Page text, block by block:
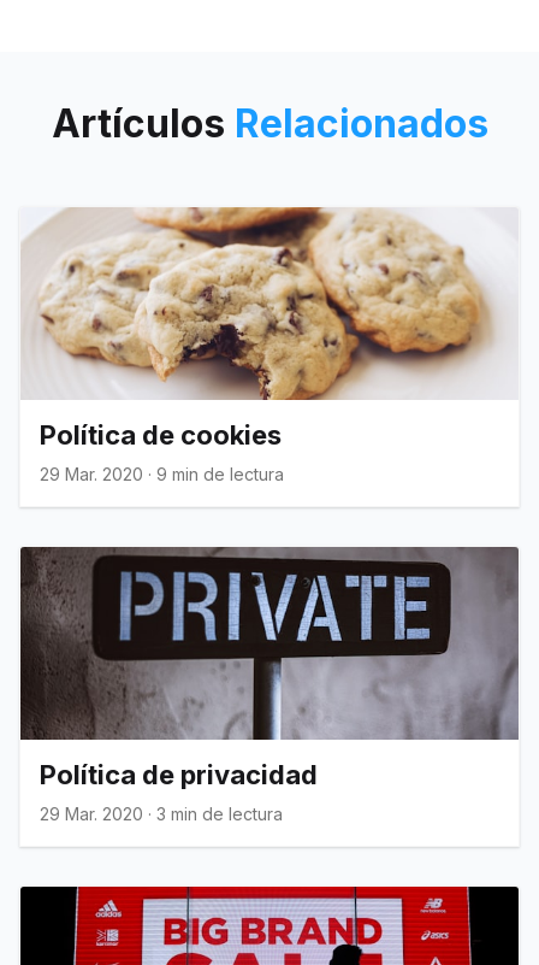
Artículos Relacionados
Política de cookies
29 Mar. 2020 · 9 min de lectura
Política de privacidad
29 Mar. 2020 · 3 min de lectura